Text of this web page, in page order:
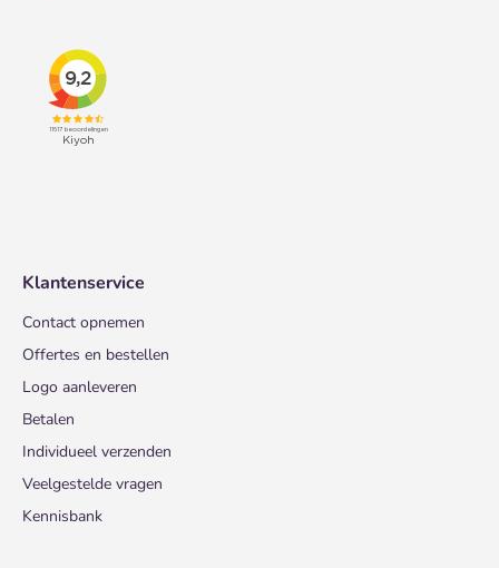
Klantenservice
Contact opnemen
Offertes en bestellen
Logo aanleveren
Betalen
Individueel verzenden
Veelgestelde vragen
Kennisbank